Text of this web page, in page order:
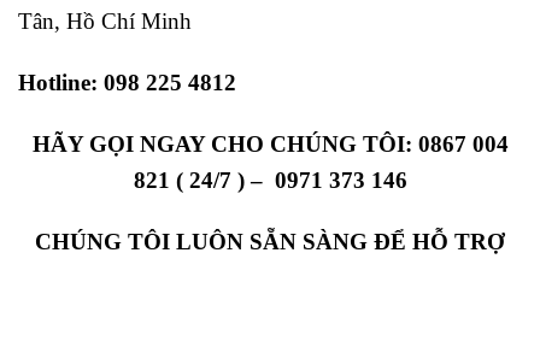
Tân, Hồ Chí Minh
Hotline: 098 225 4812
HÃY GỌI NGAY CHO CHÚNG TÔI: 0867 004
821 ( 24/7 ) – 0971 373 146
CHÚNG TÔI LUÔN SẴN SÀNG ĐỂ HỖ TRỢ